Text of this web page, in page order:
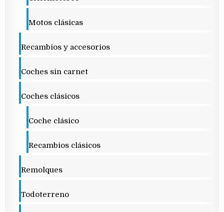
Motos clásicas
Recambios y accesorios
Coches sin carnet
Coches clásicos
Coche clásico
Recambios clásicos
Remolques
Todoterreno